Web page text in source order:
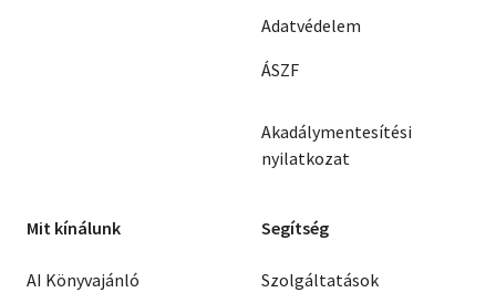
Adatvédelem
ÁSZF
Akadálymentesítési
nyilatkozat
Mit kínálunk
AI Könyvajánló
Segítség
Szolgáltatások